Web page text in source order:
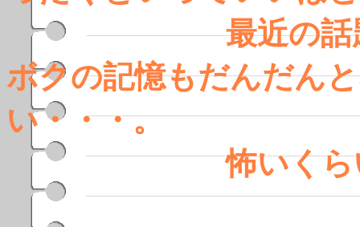
最近の話題の映
ボクの記憶もだんだん
い・・・。
怖いくらい